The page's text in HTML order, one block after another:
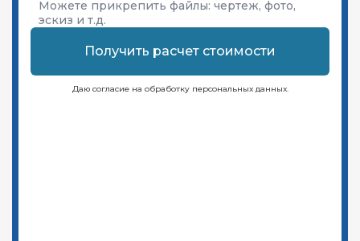
Можете прикрепить файлы: чертеж, фото,
эскиз и т.д.
Получить расчет стоимости
Даю согласие на обработку персональных данных.